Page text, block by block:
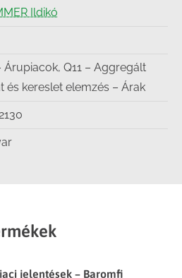
Ildikó
Árupiacok, Q11 – Aggregált
és kereslet elemzés – Árak
jelentések – Baromfi